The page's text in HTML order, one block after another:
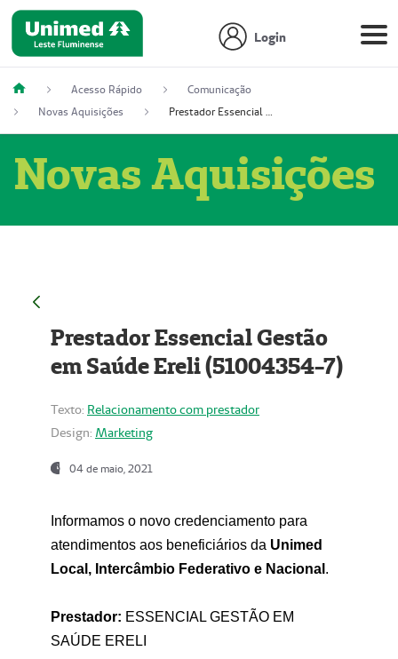
Login
Acesso Rápido
Comunicação
Novas Aquisições
Prestador Essencial Gestão em Saúde Ereli (51004354-7)
Novas Aquisições
Prestador Essencial Gestão
em Saúde Ereli (51004354-7)
Texto: Relacionamento com prestador
Design: Marketing
04 de maio, 2021
Informamos o novo credenciamento para
atendimentos aos beneficiários da Unimed
Local, Intercâmbio Federativo e Nacional .
Prestador: ESSENCIAL GESTÃO EM
SAÚDE ERELI